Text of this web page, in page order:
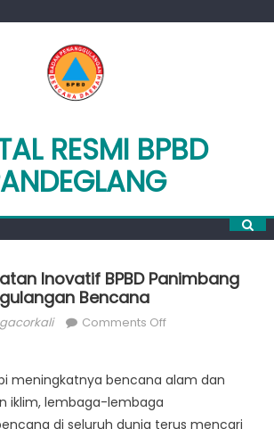
RESMI BPBD
Inovatif BPBD Panimbang
Bencana
Author
gacorkali Comments Offon
Inovatif
Panimbang
meningkatnya bencana alam dan
iklim, lembaga-lembaga
di seluruh dunia terus mencari